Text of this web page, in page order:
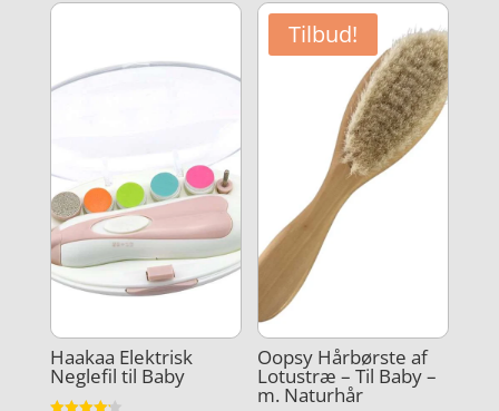
Haakaa Elektrisk
Neglefil til Baby
Tilbud!
Oopsy Hårbørste af
Lotustræ – Til Baby –
m. Naturhår